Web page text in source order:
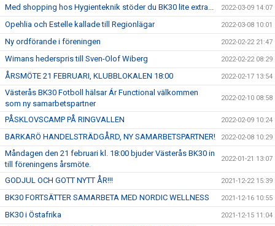
Med shopping hos Hygienteknik stöder du BK30 lite extra... 2022-03-09 14:07
Opehlia och Estelle kallade till Regionlägar 2022-03-08 10:01
Ny ordförande i föreningen 2022-02-22 21:47
Wimans hederspris till Sven-Olof Wiberg 2022-02-22 08:29
ÅRSMÖTE 21 FEBRUARI, KLUBBLOKALEN 18:00 2022-02-17 13:54
Västerås BK30 Fotboll hälsar Ár Functional välkommen
som ny samarbetspartner
2022-02-10 08:58
PÅSKLOVSCAMP PÅ RINGVALLEN 2022-02-09 10:24
BARKARÖ HANDELSTRÄDGÅRD, NY SAMARBETSPARTNER! 2022-02-08 10:29
Måndagen den 21 februari kl. 18:00 bjuder Västerås BK30 in
till föreningens årsmöte.
2022-01-21 13:07
GODJUL OCH GOTT NYTT ÅR!!! 2021-12-22 15:39
BK30 FORTSÄTTER SAMARBETA MED NORDIC WELLNESS 2021-12-16 10:55
BK30 i Östafrika 2021-12-15 11:04